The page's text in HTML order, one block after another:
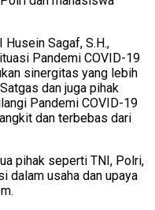
Sagaf, S.H.,
Pandemi COVID-19
sinergitas yang lebih
dan juga pihak
Pandemi COVID-19
dan terbebas dari
pihak seperti TNI, Polri,
dalam usaha dan upaya